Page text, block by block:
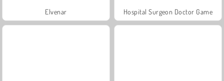
Elvenar Hospital Surgeon Doctor Game